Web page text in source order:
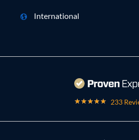
International
233